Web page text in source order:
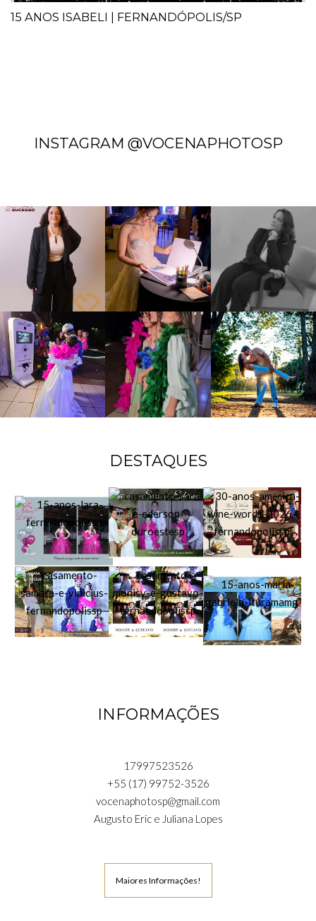
15 ANOS ISABELI | FERNANDÓPOLIS/SP
INSTAGRAM @VOCENAPHOTOSP
DESTAQUES
INFORMAÇÕES
17997523526
+55 (17) 99752-3526
vocenaphotosp@gmail.com
Augusto Eric e Juliana Lopes
Maiores Informações!